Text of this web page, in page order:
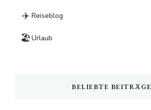
✈️ Reiseblog
🏖️Urlaub
BELIEBTE BEITRÄGE